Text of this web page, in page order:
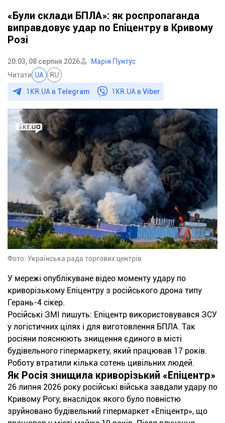
«Були склади БПЛА»: як роспропаганда
виправдовує удар по Епіцентру в Кривому
Розі
20:03, 08 серпня 2026
Марія Пунтус
Читати UA RU
1KR.UA в Telegram 1KR.UA вViber
Фото: Українська рада торгових центрів
У мережі опублікуване відео моменту удару по
криворізькому Епіцентру з російського дрона типу
Герань-4 сікер.
Російські ЗМІ пишуть: Епіцентр використовувався ЗСУ
у логістичних цілях і для виготовлення БПЛА. Так
росіяни пояснюють знищення єдиного в місті
будівельного гіпермаркету, який працював 17 років.
Роботу втратили кілька сотень цивільних людей.
Як Росія знищила криворізький «Епіцентр»
26 липня 2026 року російські війська завдали удару по
Кривому Рогу, внаслідок якого було повністю
зруйновано будівельний гіпермаркет «Епіцентр», що